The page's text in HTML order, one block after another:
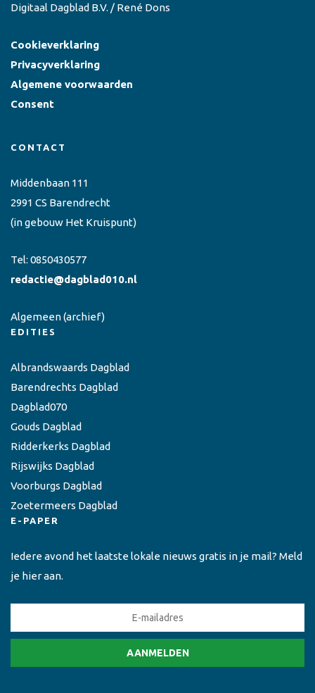
Digitaal Dagblad B.V. / René Dons
Cookieverklaring
Privacyverklaring
Algemene voorwaarden
Consent
CONTACT
Middenbaan 111
2991 CS Barendrecht
(in gebouw Het Kruispunt)
Tel: 0850430577
redactie@dagblad010.nl
Algemeen(archief)
EDITIES
Albrandswaards Dagblad
Barendrechts Dagblad
Dagblad070
Gouds Dagblad
Ridderkerks Dagblad
Rijswijks Dagblad
Voorburgs Dagblad
Zoetermeers Dagblad
E-PAPER
Iedere avond het laatste lokale nieuws gratis in je mail? Meld
je hier aan.